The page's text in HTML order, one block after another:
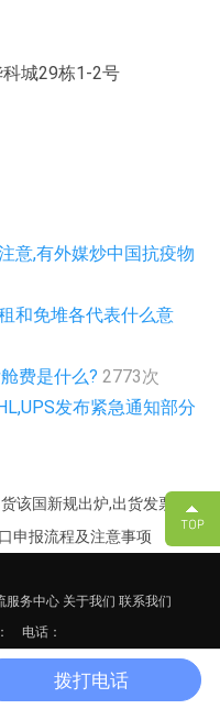
城29栋1-2号
意,有外媒炒中国抗疫物
和免堆各代表什么意
费是什么? 2773次
发布紧急通知部分
该国新规出炉,出货发票/箱
申报流程及注意事项
服务中心 关于我们 联系我们
电话：
-3 网站地图XML
拨打电话